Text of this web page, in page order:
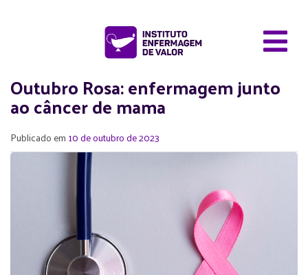
Outubro Rosa: enfermagem junto
ao câncer de mama
Publicado em 10 de outubro de 2023